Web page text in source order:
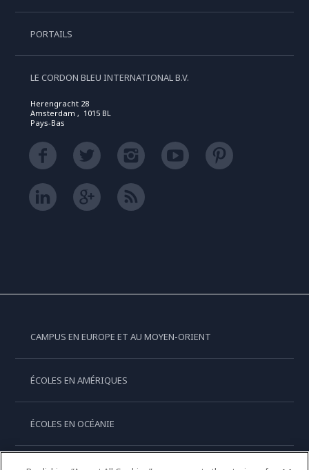
PORTAILS
LE CORDON BLEU INTERNATIONAL B.V.
Herengracht 28
Amsterdam , 1015 BL
Pays-Bas
CAMPUS EN EUROPE ET AU MOYEN-ORIENT
ÉCOLES EN AMÉRIQUES
ÉCOLES EN OCÉANIE
ÉCOLES EN ASIE